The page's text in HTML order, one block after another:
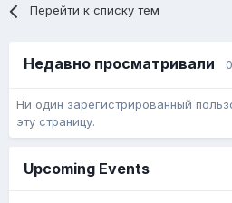
Перейти к списку тем
Недавно просматривали
Ни один зарегистрированный
эту страницу.
Upcoming Events